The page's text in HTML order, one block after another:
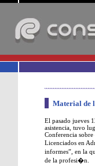
Material de
El pasado jueves
asistencia, tuvo
Conferencia
Licenciados en
informes”, en la
de la profesi�n.